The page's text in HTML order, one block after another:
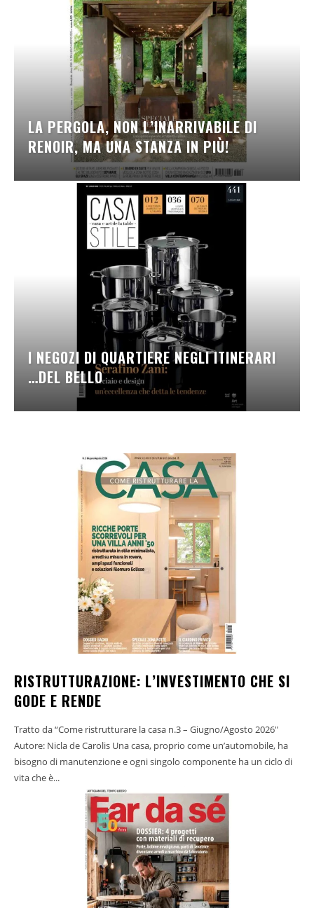
LA PERGOLA, NON L’INARRIVABILE DI
RENOIR, MA UNA STANZA IN PIÙ!
I NEGOZI DI QUARTIERE NEGLI ITINERARI
…DEL BELLO
RISTRUTTURAZIONE: L’INVESTIMENTO CHE SI
GODE E RENDE
Tratto da “Come ristrutturare la casa n.3 – Giugno/Agosto 2026"
Autore: Nicla de Carolis Una casa, proprio come un’automobile, ha
bisogno di manutenzione e ogni singolo componente ha un ciclo di
vita che è...